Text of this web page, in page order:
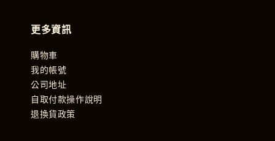
更多資訊
購物車
我的帳號
公司地址
自取付款操作說明
退換貨政策